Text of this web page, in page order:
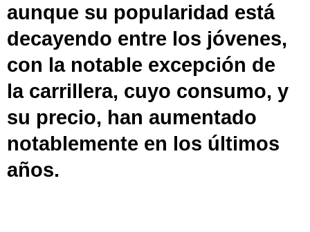
aunque su popularidad está
decayendo entre los jóvenes,
con la notable excepción de
la carrillera, cuyo consumo, y
su precio, han aumentado
notablemente en los últimos
años.